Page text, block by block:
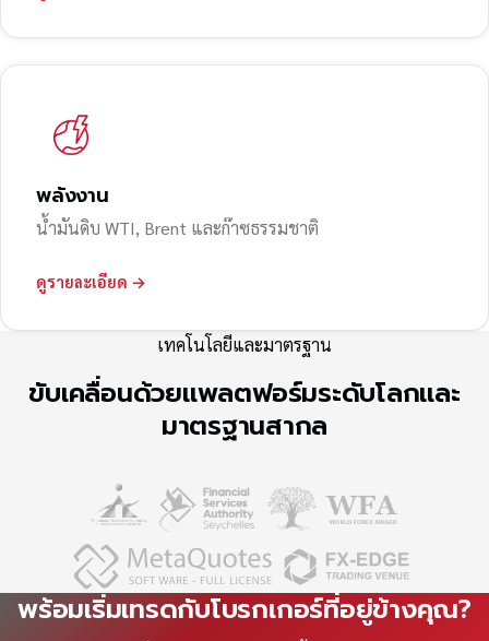
พลังงาน
น้ำมันดิบ WTI, Brent และก๊าซธรรมชาติ
ดูรายละเอียด →
เทคโนโลยีและมาตรฐาน
ขับเคลื่อนด้วยแพลตฟอร์มระดับโลกและ
มาตรฐานสากล
พร้อมเริ่มเทรดกับโบรกเกอร์ที่อยู่ข้างคุณ?